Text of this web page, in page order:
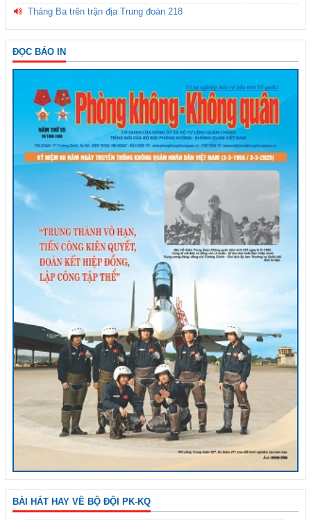
Tháng Ba trên trận địa Trung đoàn 218
ĐỌC BÁO IN
BÀI HÁT HAY VỀ BỘ ĐỘI PK-KQ